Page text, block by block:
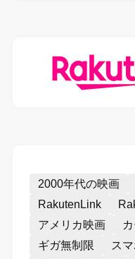
2000年代の映画
RakutenLink
アメリカ映画
ギガ無制限
ス